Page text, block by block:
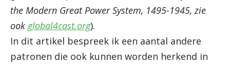
the Modern Great Power System, 1495-1945, zie
ook global4cast.org).
In dit artikel bespreek ik een aantal andere
patronen die ook kunnen worden herkend in